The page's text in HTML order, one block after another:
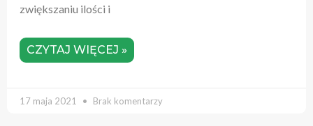
zwiększaniu ilości i
CZYTAJ WIĘCEJ »
17 maja 2021 Brak komentarzy